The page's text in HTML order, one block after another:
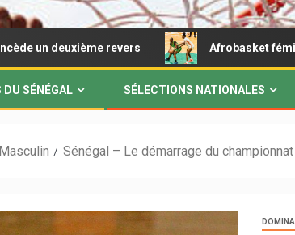
revers Afrobasket féminin U18 –
SÉNÉGAL SÉLECTIONS NATIONALES
Sénégal – Le démarrage du